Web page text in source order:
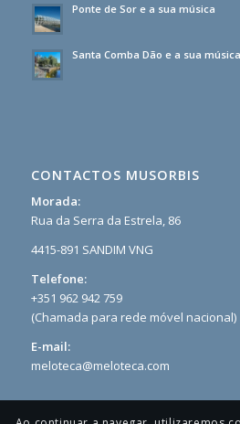
Ponte de Sor e a sua música
Santa Comba Dão e a sua música
CONTACTOS MUSORBIS
Morada:
Rua da Serra da Estrela, 86
4415-891 SANDIM VNG
Telefone:
+351 962 942 759
(Chamada para rede móvel nacional)
E-mail:
meloteca@meloteca.com